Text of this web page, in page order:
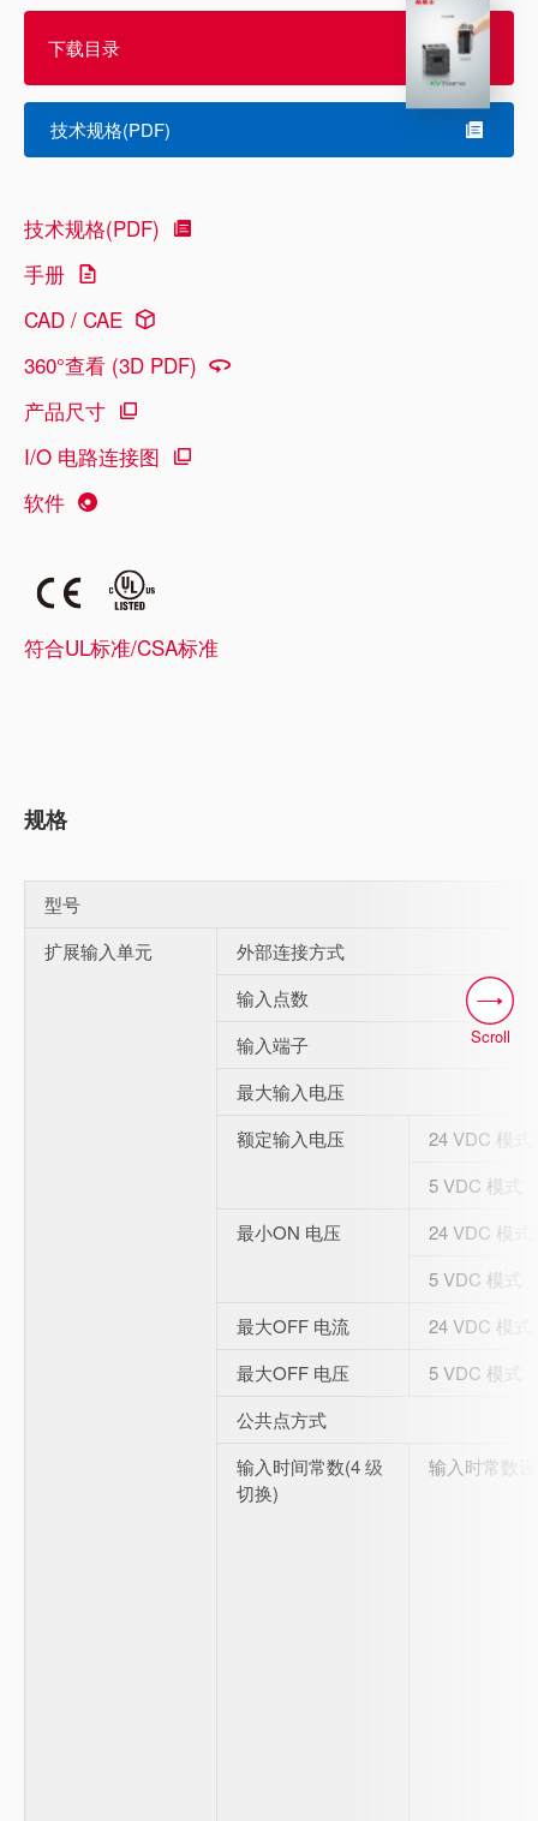
下载目录
技术规格(PDF)
技术规格(PDF)
手册
CAD / CAE
360°查看 (3D PDF)
产品尺寸
I/O 电路连接图
软件
符合UL标准/CSA标准
规格
型号
扩展输入单元
外部连接方式
输入点数
输入端子
最大输入电压
额定输入电压
24 VDC 模式
5 VDC 模式
最小ON 电压
24 VDC 模式
5 VDC 模式
最大OFF 电流
24 VDC 模式
最大OFF 电压
5 VDC 模式
公共点方式
输入时间常数(4 级
切换)
输入时常数
Scroll